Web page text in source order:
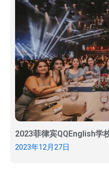
2023菲律宾QQEnglish学
2023年12月27日